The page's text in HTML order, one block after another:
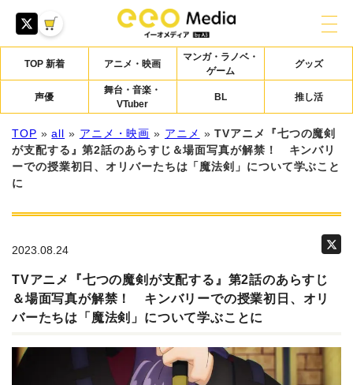
TOP 新着 アニメ・映画
マンガ・ラノベ・
ゲーム
グッズ
声優
舞台・音楽・
VTuber
BL 推し活
TOP »all » アニメ・映画 » アニメ »TVアニメ『七つの魔剣
が支配する』第2話のあらすじ＆場面写真が解禁！ キンバリ
ーでの授業初日、オリバーたちは「魔法剣」について学ぶこと
に
2023.08.24
TVアニメ『七つの魔剣が支配する』第2話のあらすじ
＆場面写真が解禁！ キンバリーでの授業初日、オリ
バーたちは「魔法剣」について学ぶことに